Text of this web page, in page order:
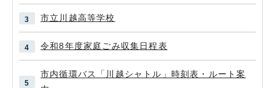
市立川越高等学校
令和8年度家庭ごみ収集日程表
市内循環バス「川越シャトル」時刻表・ルート案